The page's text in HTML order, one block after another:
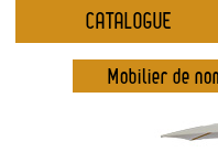
Catalogue
→ Nouveautés
→ Gamme éco-
CATALOGUE
Mobilier de